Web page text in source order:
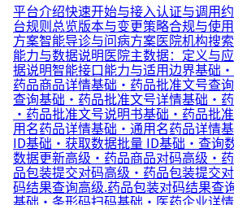
平台介绍快速开始与接入认证与调用
台规则总览版本与变更策略合规与使
方案智能导诊与问病方案医院机构搜
能力与数据说明医院主数据：定义与
据说明智能接口能力与适用边界基础·
药品商品详情基础·药品批准文号查询
查询基础·药品批准文号详情基础·
·药品批准文号说明书基础·药品批
用名药品详情基础·通用名药品详情
ID基础·获取数据批量 ID基础·查询
数据更新高级·药品商品对码高级·
品包装提交对码高级·药品包装提交
码结果查询高级.药品包装对码结果查
基础·条形码扫码基础·医药企业详情